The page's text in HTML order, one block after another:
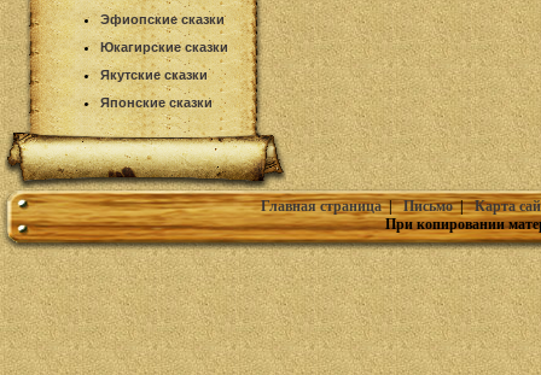
Эфиопские сказки
Юкагирские сказки
Якутские сказки
Японские сказки
Главная страница|Письмо|Карта
При копировании